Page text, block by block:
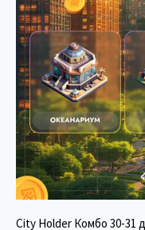
City Holder Комбо 30-31